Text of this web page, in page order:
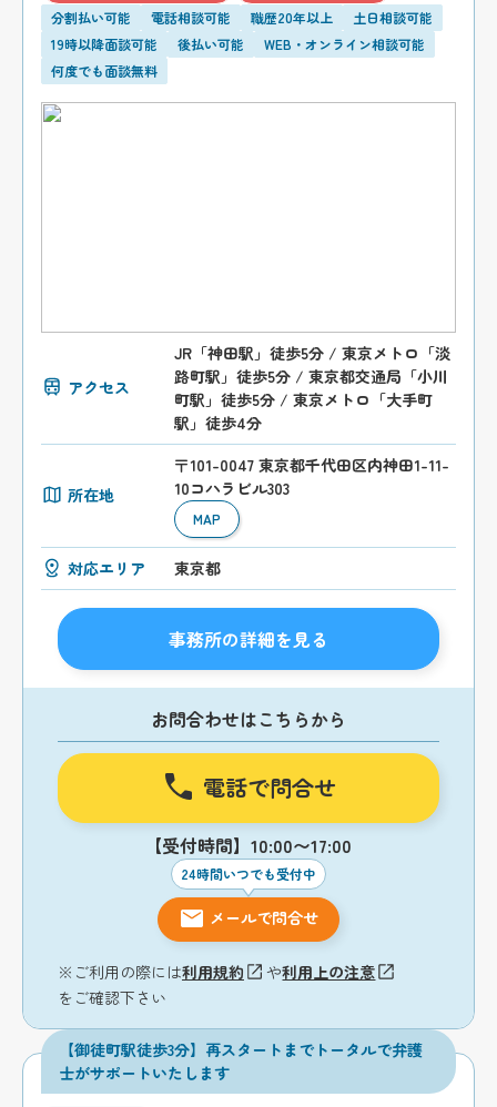
分割払い可能 電話相談可能 職歴20年以上
土日相談可能
19時以降面談可能
後払い可能
WEB・オンライン相談可能
何度でも面談無料
アクセス
JR「神田駅」徒歩5分 / 東京メトロ「淡
路町駅」徒歩5分 / 東京都交通局「小川
町駅」徒歩5分 / 東京メトロ「大手町
駅」徒歩4分
所在地
〒101-0047 東京都千代田区内神田1-11-
10コハラビル303
MAP
対応エリア 東京都
事務所の詳細を見る
お問合わせはこちらから
電話で問合せ
【受付時間】10:00〜17:00
24時間いつでも受付中
メールで問合せ
※ご利用の際には利用規約 や利用上の注意
をご確認下さい
【御徒町駅徒歩3分】再スタートまでトータルで弁護
士がサポートいたします